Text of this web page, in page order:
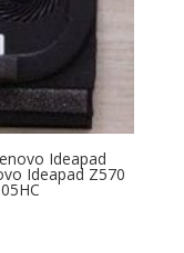
Ideapad
Ideapad Z570